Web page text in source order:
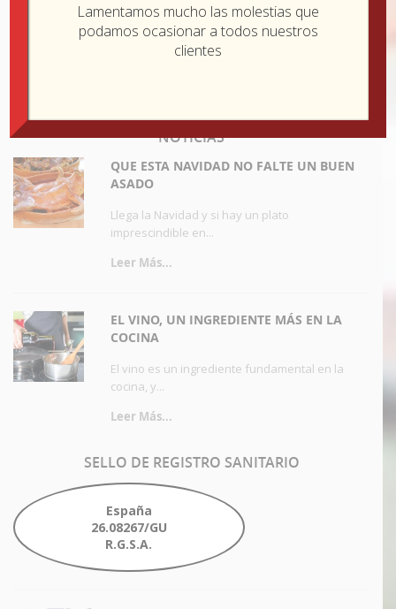
Lunes: Cerrado
Martes - Sábado: 9:30 - 15:00
NOTICIAS
QUE ESTA NAVIDAD NO FALTE UN BUEN
ASADO
Llega la Navidad y si hay un plato
imprescindible en...
Leer Más...
EL VINO, UN INGREDIENTE MÁS EN LA
COCINA
El vino es un ingrediente fundamental en la
cocina, y...
Leer Más...
SELLO DE REGISTRO SANITARIO
España
26.08267/GU
R.G.S.A.
Lamentamos mucho las molestias que
podamos ocasionar a todos nuestros
clientes